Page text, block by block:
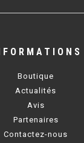
SÉRIE UOC
600 GAZ
700 GAZ
Boutique
Actualités
Avis
Partenaires
Contactez-nous